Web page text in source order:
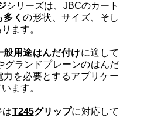
シリーズは、JBCのカート
多くの形状、サイズ、そし
ます。
般用途はんだ付けに適して
グランドプレーンのはんだ
力を必要とするアプリケー
ます。
はT245グリップに対応して